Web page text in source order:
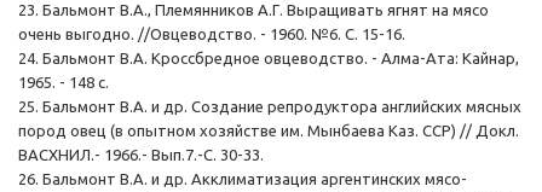
23. Бальмонт В.А., Племянников А.Г. Выращивать ягнят на мясо
очень выгодно. //Овцеводство. - 1960. №6. С. 15-16.
24. Бальмонт В.А. Кроссбредное овцеводство. - Алма-Ата: Кайнар,
1965. - 148 с.
25. Бальмонт В.А. и др. Создание репродуктора английских мясных
пород овец (в опытном хозяйстве им. Мынбаева Каз. ССР) // Докл.
ВАСХНИЛ.- 1966.- Вып.7.-С. 30-33.
26. Бальмонт В.А. и др. Акклиматизация аргентинских мясо-